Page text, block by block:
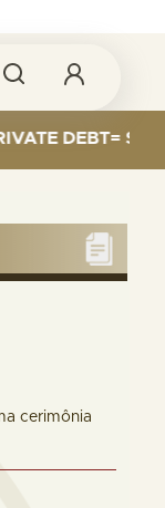
$589
cerimônia